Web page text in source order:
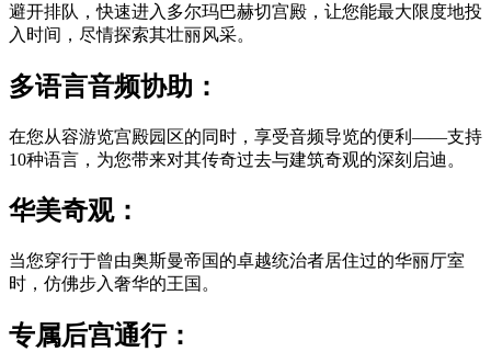
避开排队，快速进入多尔玛巴赫切宫殿，让您能最大限度地投
入时间，尽情探索其壮丽风采。
多语言音频协助：
在您从容游览宫殿园区的同时，享受音频导览的便利——支持
10种语言，为您带来对其传奇过去与建筑奇观的深刻启迪。
华美奇观：
当您穿行于曾由奥斯曼帝国的卓越统治者居住过的华丽厅室
时，仿佛步入奢华的王国。
专属后宫通行：